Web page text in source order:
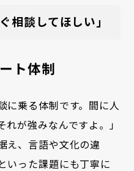
相談してほしい」
ト体制
に乗る体制です。間に人
が強みなんですよ。」
え、言語や文化の違
いった課題にも丁寧に